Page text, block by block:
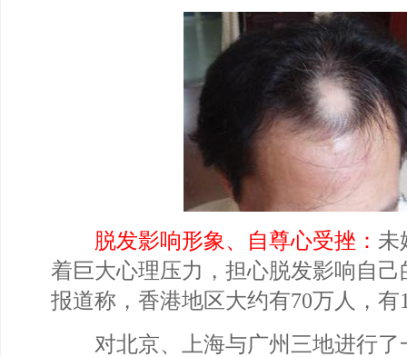
脱发影响形象、自尊心受挫： 未
着巨大心理压力，担心脱发影响自
报道称，香港地区大约有70万人，
对北京、上海与广州三地进行了